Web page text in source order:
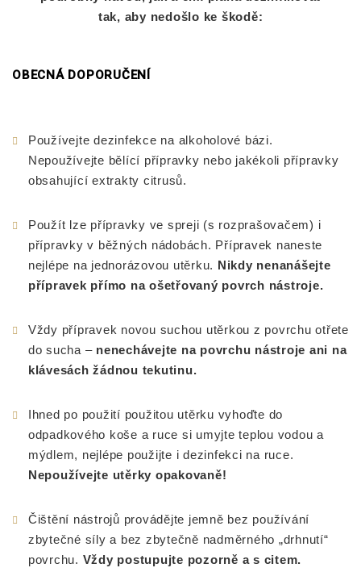
tak, aby nedošlo ke škodě:
OBECNÁ DOPORUČENÍ
Používejte dezinfekce na alkoholové bázi.
Nepoužívejte bělící přípravky nebo jakékoli přípravky
obsahující extrakty citrusů.
Použít lze přípravky ve spreji (s rozprašovačem) i
přípravky v běžných nádobách. Přípravek naneste
nejlépe na jednorázovou utěrku. Nikdy nenanášejte
přípravek přímo na ošetřovaný povrch nástroje.
Vždy přípravek novou suchou utěrkou z povrchu otřete
do sucha –nenechávejte na povrchu nástroje ani na
klávesách žádnou tekutinu.
Ihned po použití použitou utěrku vyhoďte do
odpadkového koše a ruce si umyjte teplou vodou a
mýdlem, nejlépe použijte i dezinfekci na ruce.
Nepoužívejte utěrky opakovaně!
Čištění nástrojů provádějte jemně bez používání
zbytečné síly a bez zbytečně nadměrného „drhnutí“
povrchu. Vždy postupujte pozorně a s citem.